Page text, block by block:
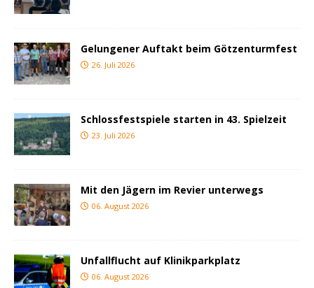
Gelungener Auftakt beim Götzenturmfest
26. Juli 2026
Schlossfestspiele starten in 43. Spielzeit
23. Juli 2026
Mit den Jägern im Revier unterwegs
06. August 2026
Unfallflucht auf Klinikparkplatz
06. August 2026